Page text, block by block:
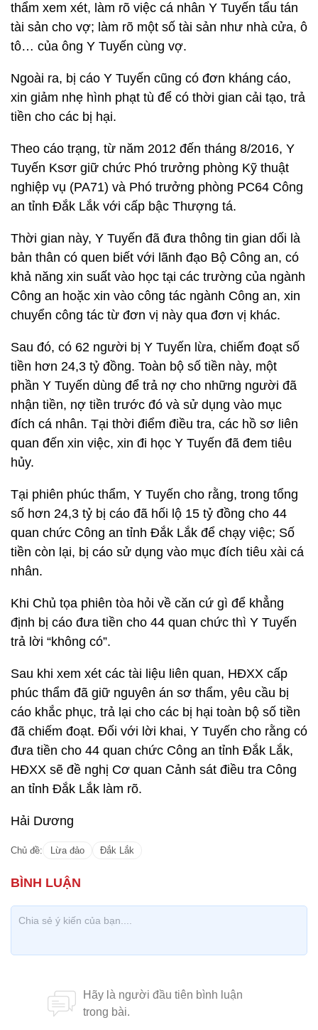
thẩm xem xét, làm rõ việc cá nhân Y Tuyến tẩu tán
tài sản cho vợ; làm rõ một số tài sản như nhà cửa, ô
tô… của ông Y Tuyến cùng vợ.
Ngoài ra, bị cáo Y Tuyến cũng có đơn kháng cáo,
xin giảm nhẹ hình phạt tù để có thời gian cải tạo, trả
tiền cho các bị hại.
Theo cáo trạng, từ năm 2012 đến tháng 8/2016, Y
Tuyến Ksơr giữ chức Phó trưởng phòng Kỹ thuật
nghiệp vụ (PA71) và Phó trưởng phòng PC64 Công
an tỉnh Đắk Lắk với cấp bậc Thượng tá.
Thời gian này, Y Tuyến đã đưa thông tin gian dối là
bản thân có quen biết với lãnh đạo Bộ Công an, có
khả năng xin suất vào học tại các trường của ngành
Công an hoặc xin vào công tác ngành Công an, xin
chuyển công tác từ đơn vị này qua đơn vị khác.
Sau đó, có 62 người bị Y Tuyến lừa, chiếm đoạt số
tiền hơn 24,3 tỷ đồng. Toàn bộ số tiền này, một
phần Y Tuyến dùng để trả nợ cho những người đã
nhận tiền, nợ tiền trước đó và sử dụng vào mục
đích cá nhân. Tại thời điểm điều tra, các hồ sơ liên
quan đến xin việc, xin đi học Y Tuyến đã đem tiêu
hủy.
Tại phiên phúc thẩm, Y Tuyến cho rằng, trong tổng
số hơn 24,3 tỷ bị cáo đã hối lộ 15 tỷ đồng cho 44
quan chức Công an tỉnh Đắk Lắk để chạy việc; Số
tiền còn lại, bị cáo sử dụng vào mục đích tiêu xài cá
nhân.
Khi Chủ tọa phiên tòa hỏi về căn cứ gì để khẳng
định bị cáo đưa tiền cho 44 quan chức thì Y Tuyến
trả lời “không có”.
Sau khi xem xét các tài liệu liên quan, HĐXX cấp
phúc thẩm đã giữ nguyên án sơ thẩm, yêu cầu bị
cáo khắc phục, trả lại cho các bị hại toàn bộ số tiền
đã chiếm đoạt. Đối với lời khai, Y Tuyến cho rằng có
đưa tiền cho 44 quan chức Công an tỉnh Đắk Lắk,
HĐXX sẽ đề nghị Cơ quan Cảnh sát điều tra Công
an tỉnh Đắk Lắk làm rõ.
Hải Dương
Chủ đề: Lừa đảo Đắk Lắk